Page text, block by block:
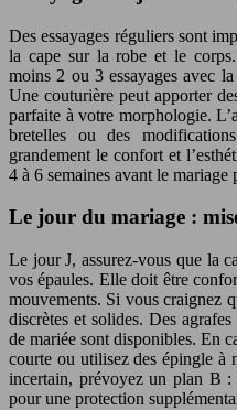
Des essayages réguliers sont
la cape sur la robe et le
moins 2 ou 3 essayages avec
Une couturière peut apporter
parfaite à votre morphologie.
bretelles ou des
grandement le confort et
4 à 6 semaines avant le
Le jour du mariage :
Le jour J, assurez-vous que la
vos épaules. Elle doit être
mouvements. Si vous craignez
discrètes et solides. Des
de mariée sont disponibles. En
courte ou utilisez des épingle à
incertain, prévoyez un plan B
pour une protection